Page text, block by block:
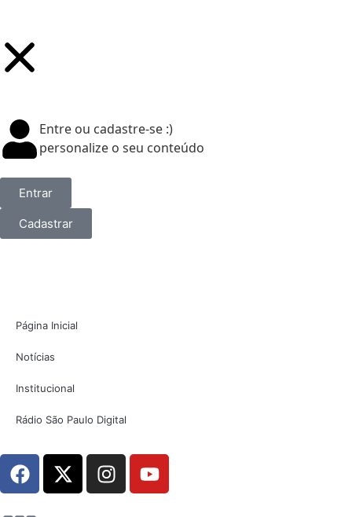
Entre ou cadastre-se :)
personalize o seu conteúdo
Entrar
Cadastrar
Página Inicial
Notícias
Institucional
Rádio São Paulo Digital